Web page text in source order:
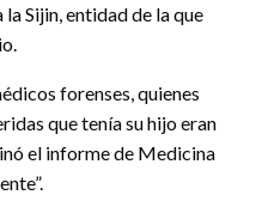
Sijin, entidad de la que
forenses, quienes
que tenía su hijo eran
el informe de Medicina